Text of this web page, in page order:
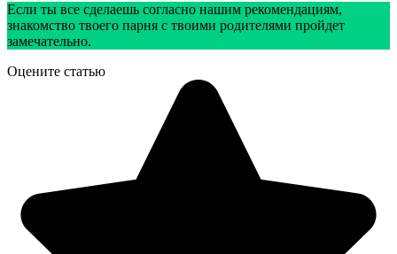
Если ты все сделаешь согласно нашим рекомендациям,
знакомство твоего парня с твоими родителями пройдет
замечательно.
Оцените статью